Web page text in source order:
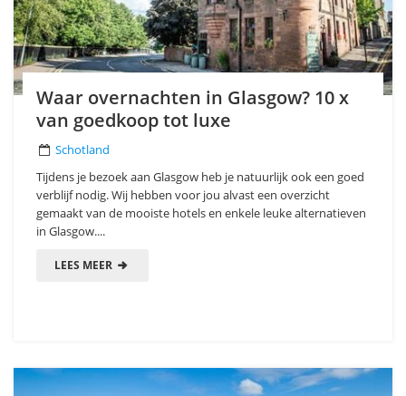
Waar overnachten in Glasgow? 10 x
van goedkoop tot luxe
Schotland
Tijdens je bezoek aan Glasgow heb je natuurlijk ook een goed
verblijf nodig. Wij hebben voor jou alvast een overzicht
gemaakt van de mooiste hotels en enkele leuke alternatieven
in Glasgow....
LEES MEER